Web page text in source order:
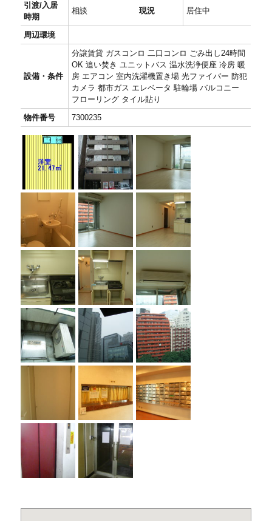
引渡/入居
時期
相談 現況 居住中
周辺環境
設備・条件
分譲賃貸 ガスコンロ 二口コンロ ごみ出し24時間
OK 追い焚き ユニットバス 温水洗浄便座 冷房 暖
房 エアコン 室内洗濯機置き場 光ファイバー 防犯
カメラ 都市ガス エレベータ 駐輪場 バルコニー
フローリング タイル貼り
物件番号
7300235